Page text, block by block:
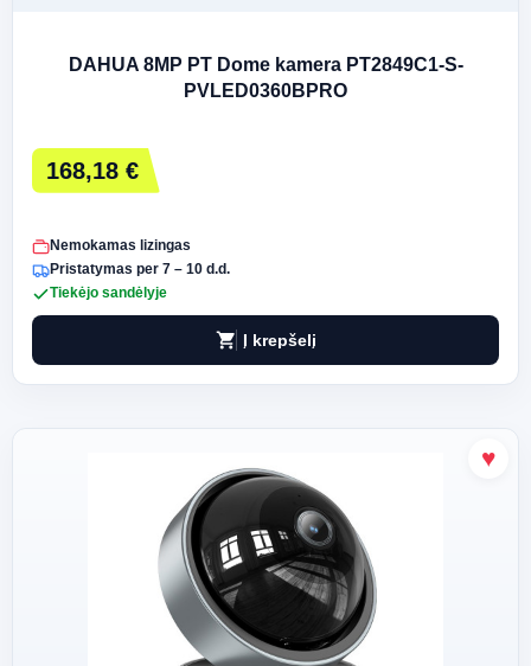
DAHUA 8MP PT Dome kamera PT2849C1-S-
PVLED0360BPRO
168,18 €
Nemokamas lizingas
Pristatymas per 7 – 10 d.d.
Tiekėjo sandėlyje
shopping_cart Į krepšelį